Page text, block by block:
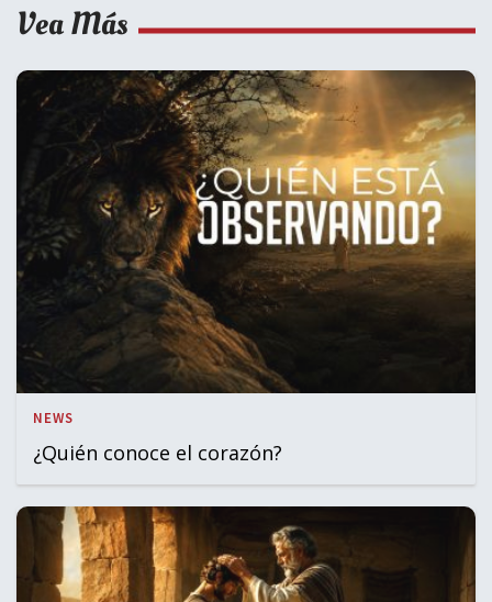
Vea Más
NEWS
¿Quién conoce el corazón?